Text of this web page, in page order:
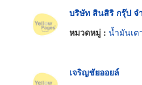
บริษัท สินสิริ กรุ๊ป จ
หมวดหมู่ : น้ำมันเต
เจริญชัยออยล์